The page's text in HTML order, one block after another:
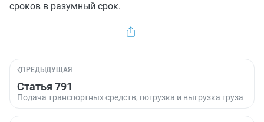
сроков в разумный срок.
ПРЕДЫДУЩАЯ
Статья 791
Подача транспортных средств, погрузка и выгрузка груза